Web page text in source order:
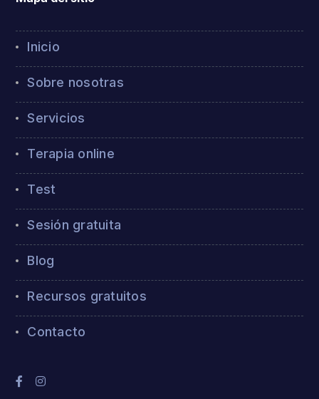
Inicio
Sobre nosotras
Servicios
Terapia online
Test
Sesión gratuita
Blog
Recursos gratuitos
Contacto